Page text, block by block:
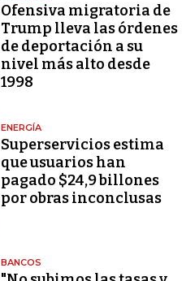
Ofensiva migratoria de
Trump lleva las órdenes
de deportación a su
nivel más alto desde
1998
ENERGÍA
Superservicios estima
que usuarios han
pagado $24,9 billones
por obras inconclusas
BANCOS